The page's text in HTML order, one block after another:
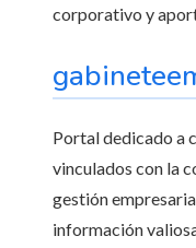
corporativo y
Portal dedicado a
vinculados con la
gestión
información